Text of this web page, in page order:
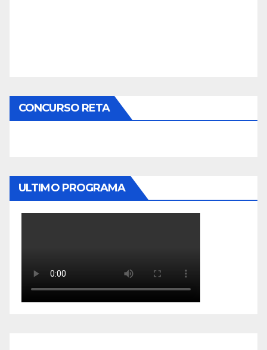
CONCURSO RETA
ULTIMO PROGRAMA